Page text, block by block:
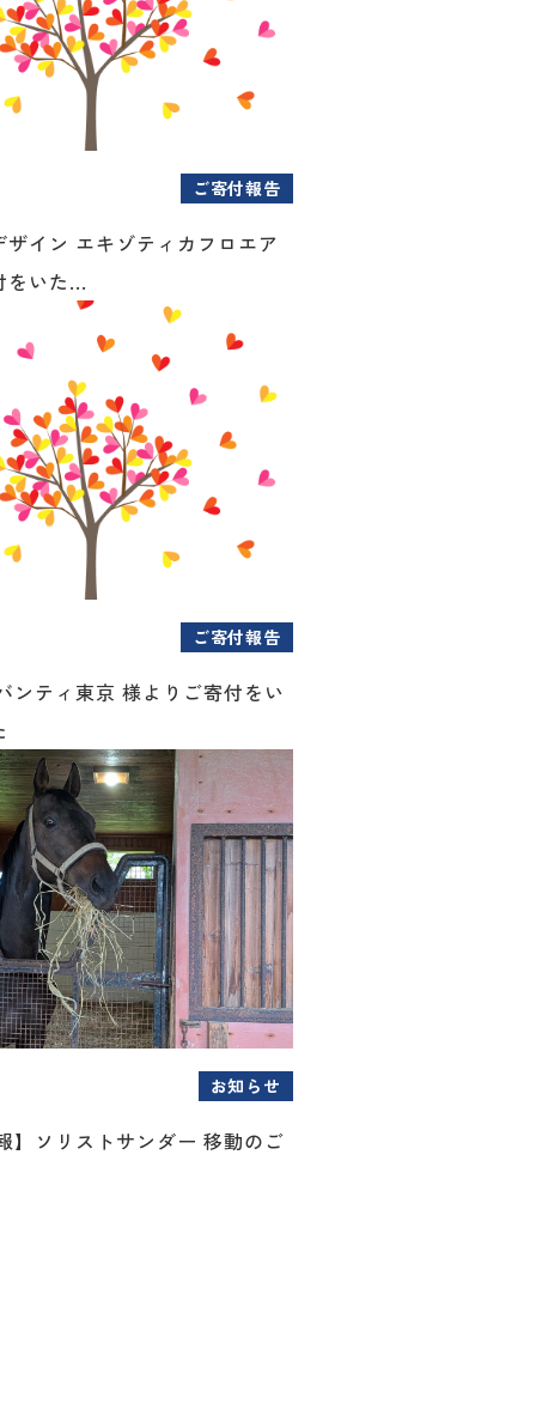
ご寄付報告
ザイン エキゾティカフロエア
をいた...
ご寄付報告
ンティ東京 様よりご寄付をい
お知らせ
】ソリストサンダー 移動のご